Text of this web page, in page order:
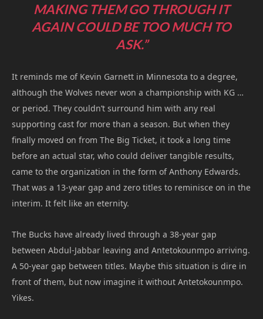
MAKING THEM GO THROUGH IT
AGAIN COULD BE TOO MUCH TO
ASK.”
It reminds me of Kevin Garnett in Minnesota to a degree,
although the Wolves never won a championship with KG …
or period. They couldn’t surround him with any real
supporting cast for more than a season. But when they
finally moved on from The Big Ticket, it took a long time
before an actual star, who could deliver tangible results,
came to the organization in the form of Anthony Edwards.
That was a 13-year gap and zero titles to reminisce on in the
interim. It felt like an eternity.
The Bucks have already lived through a 38-year gap
between Abdul-Jabbar leaving and Antetokounmpo arriving.
A 50-year gap between titles. Maybe this situation is dire in
front of them, but now imagine it without Antetokounmpo.
Yikes.